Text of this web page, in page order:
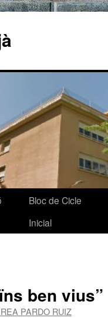
Bloc de Cicle
Inicial
ben vius”
PARDO RUIZ